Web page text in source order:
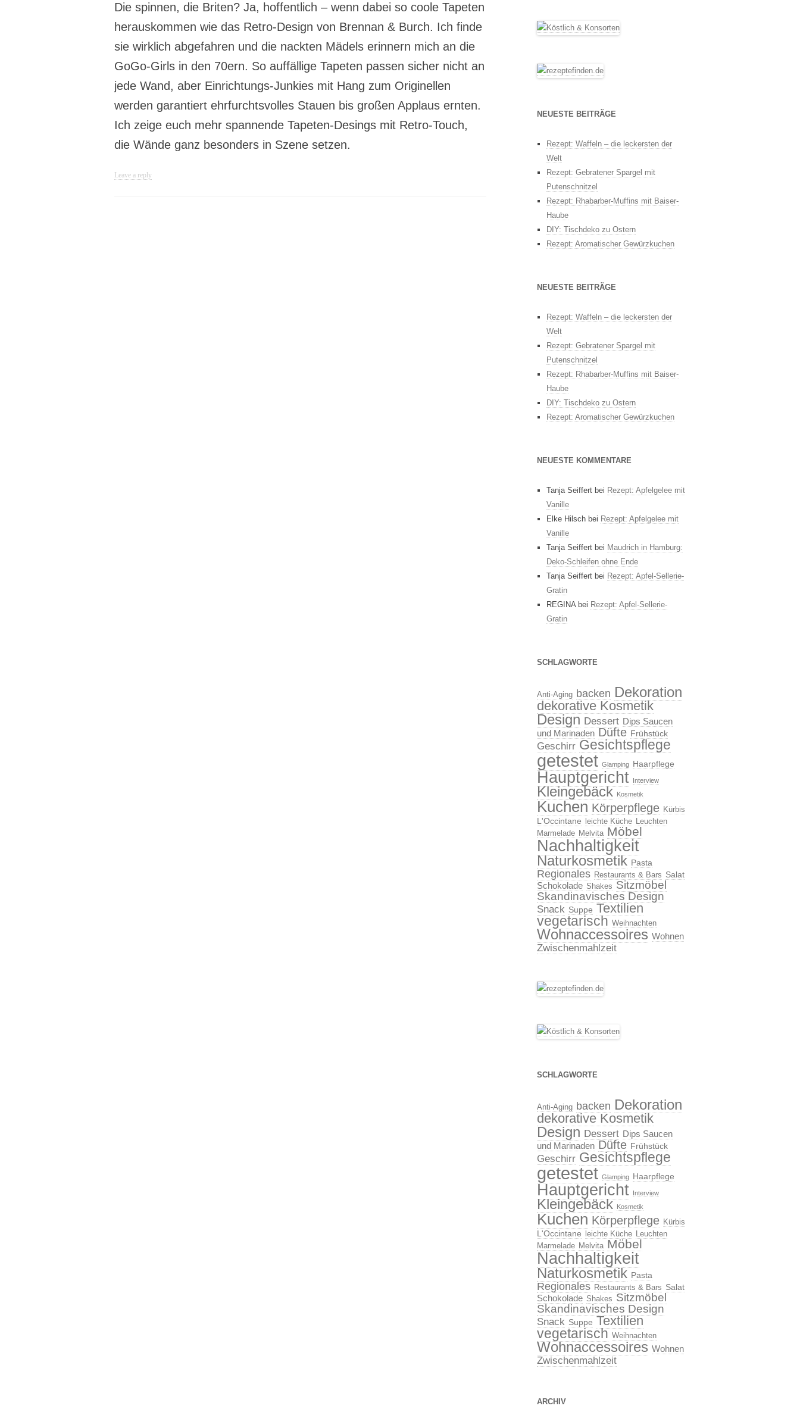
Die spinnen, die Briten? Ja, hoffentlich – wenn dabei so coole Tapeten
herauskommen wie das Retro-Design von Brennan & Burch. Ich finde
sie wirklich abgefahren und die nackten Mädels erinnern mich an die
GoGo-Girls in den 70ern. So auffällige Tapeten passen sicher nicht an
jede Wand, aber Einrichtungs-Junkies mit Hang zum Originellen
werden garantiert ehrfurchtsvolles Stauen bis großen Applaus ernten.
Ich zeige euch mehr spannende Tapeten-Desings mit Retro-Touch,
die Wände ganz besonders in Szene setzen.
Leave a reply
NEUESTE BEITRÄGE
Rezept: Waffeln – die leckersten der
Welt
Rezept: Gebratener Spargel mit
Putenschnitzel
Rezept: Rhabarber-Muffins mit Baiser-
Haube
DIY: Tischdeko zu Ostern
Rezept: Aromatischer Gewürzkuchen
NEUESTE BEITRÄGE
Rezept: Waffeln – die leckersten der
Welt
Rezept: Gebratener Spargel mit
Putenschnitzel
Rezept: Rhabarber-Muffins mit Baiser-
Haube
DIY: Tischdeko zu Ostern
Rezept: Aromatischer Gewürzkuchen
NEUESTE KOMMENTARE
Tanja Seiffert bei Rezept: Apfelgelee mit
Vanille
Elke Hilsch bei Rezept: Apfelgelee mit
Vanille
Tanja Seiffert bei Maudrich in Hamburg:
Deko-Schleifen ohne Ende
Tanja Seiffert bei Rezept: Apfel-Sellerie-
Gratin
REGINAbei Rezept: Apfel-Sellerie-
Gratin
SCHLAGWORTE
Anti-Aging backen Dekoration
dekorative Kosmetik
Design Dessert Dips Saucen
und Marinaden Düfte Frühstück
Geschirr Gesichtspflege
getestet Glamping Haarpflege
Hauptgericht Interview
Kleingebäck Kosmetik
Kuchen Körperpflege Kürbis
L'Occintane leichte Küche Leuchten
Marmelade Melvita Möbel
Nachhaltigkeit
Naturkosmetik Pasta
Regionales Restaurants & Bars Salat
Schokolade Shakes Sitzmöbel
Skandinavisches Design
Snack Suppe Textilien
vegetarisch Weihnachten
Wohnaccessoires Wohnen
Zwischenmahlzeit
SCHLAGWORTE
Anti-Aging backen Dekoration
dekorative Kosmetik
Design Dessert Dips Saucen
und Marinaden Düfte Frühstück
Geschirr Gesichtspflege
getestet Glamping Haarpflege
Hauptgericht Interview
Kleingebäck Kosmetik
Kuchen Körperpflege Kürbis
L'Occintane leichte Küche Leuchten
Marmelade Melvita Möbel
Nachhaltigkeit
Naturkosmetik Pasta
Regionales Restaurants & Bars Salat
Schokolade Shakes Sitzmöbel
Skandinavisches Design
Snack Suppe Textilien
vegetarisch Weihnachten
Wohnaccessoires Wohnen
Zwischenmahlzeit
ARCHIV